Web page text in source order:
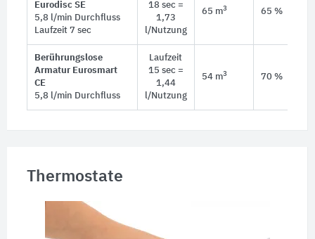
Eurodisc SE
5,8 l/min Durchfluss
Laufzeit 7 sec
18 sec =
1,73
l/Nutzung
65 m3 65 %
Berührungslose
Armatur Eurosmart
CE
5,8 l/min Durchfluss
Laufzeit
15 sec =
1,44
l/Nutzung
54 m3 70 %
Thermostate